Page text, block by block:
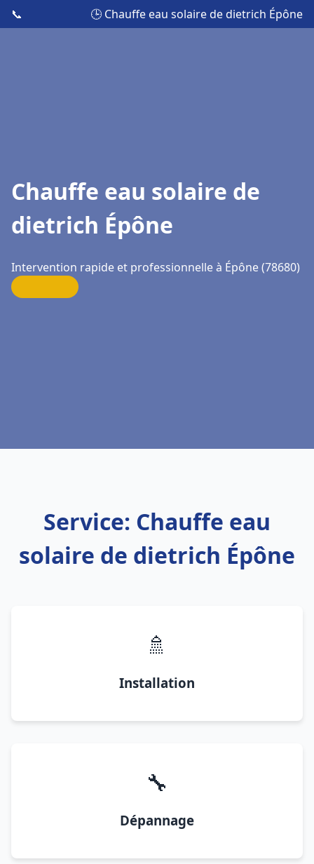
📞 🕒 Chauffe eau solaire de dietrich Épône
Chauffe eau solaire de
dietrich Épône
Intervention rapide et professionnelle à Épône (78680)
Service: Chauffe eau
solaire de dietrich Épône
🚿
Installation
🔧
Dépannage